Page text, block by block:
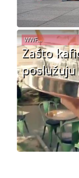
Zašto
poslužuju
WWF...